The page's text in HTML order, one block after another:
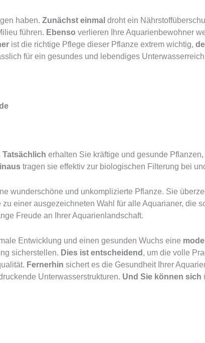
haben. Zunächst einmal droht ein
führen. Ebenso verlieren Ihre Aquarienbewohner
ist die richtige Pflege dieser Pflanze extrem wichtig,
für ein gesundes und lebendiges
Tatsächlich erhalten Sie kräftige und gesunde
tragen sie effektiv zur biologischen Filterung bei
wunderschöne und unkomplizierte Pflanze. Sie
zu einer ausgezeichneten Wahl für alle Aquarianer, die
Freude an Ihrer Aquarienlandschaft.
Entwicklung und einen gesunden Wuchs eine
sicherstellen. Dies ist entscheidend , um die volle
Fernerhin sichert es die Gesundheit Ihrer
Unterwasserstrukturen. Und Sie können sich